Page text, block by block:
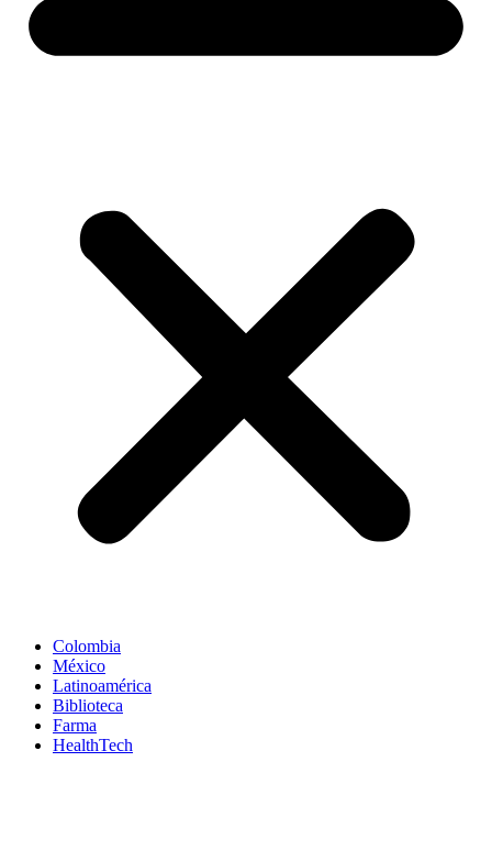
Colombia
México
Latinoamérica
Biblioteca
Farma
HealthTech